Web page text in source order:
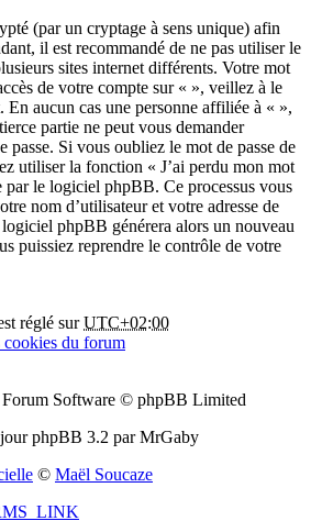
(par un cryptage à sens unique) afin
il est recommandé de ne pas utiliser le
sites internet différents. Votre mot
de votre compte sur « », veillez à le
En aucun cas une personne affiliée à « »,
partie ne peut vous demander
passe. Si vous oubliez le mot de passe de
utiliser la fonction « J’ai perdu mon mot
par le logiciel phpBB. Ce processus vous
nom d’utilisateur et votre adresse de
phpBB générera alors un nouveau
puissiez reprendre le contrôle de votre
réglé surUTC+02:00
cookies du forum
Software © phpBB Limited
phpBB 3.2 par MrGaby
© Maël Soucaze